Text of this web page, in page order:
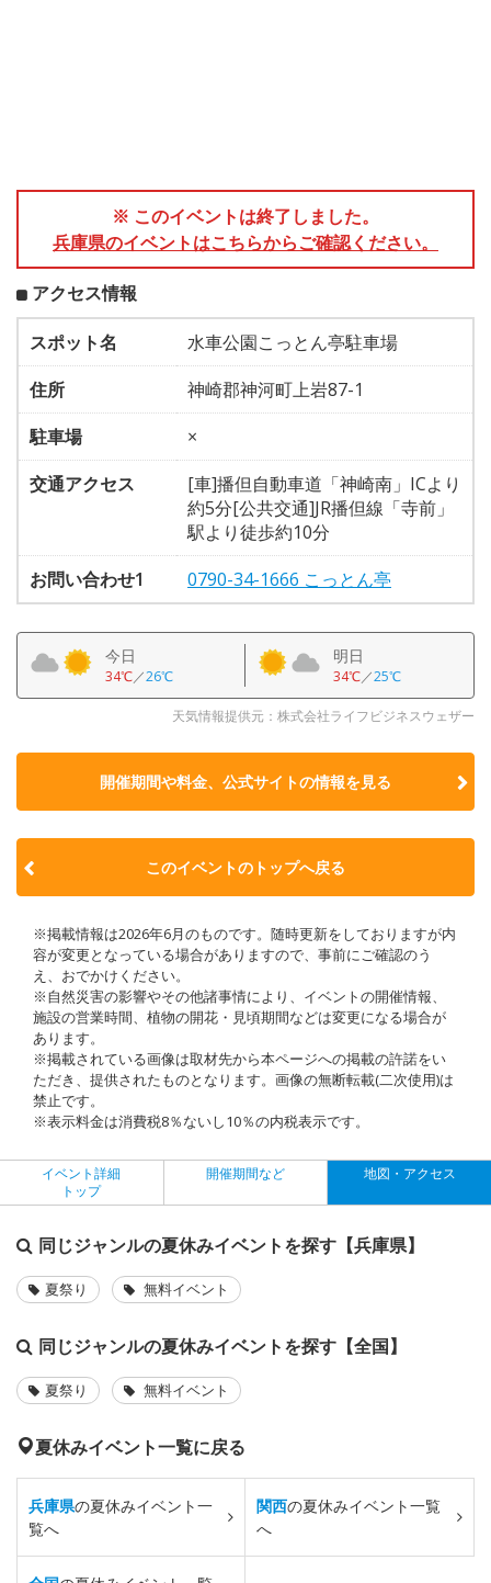
※ このイベントは終了しました。
兵庫県のイベントはこちらからご確認ください。
アクセス情報
スポット名
水車公園こっとん亭駐車場
住所
神崎郡神河町上岩87-1
駐車場
×
交通アクセス
[車]播但自動車道「神崎南」ICより
約5分[公共交通]JR播但線「寺前」
駅より徒歩約10分
お問い合わせ1
0790-34-1666 こっとん亭
今日
34℃／26℃
明日
34℃／25℃
天気情報提供元：株式会社ライフビジネスウェザー
開催期間や料金、公式サイトの情報を見る
このイベントのトップへ戻る
※掲載情報は2026年6月のものです。随時更新をしておりますが内
容が変更となっている場合がありますので、事前にご確認のう
え、おでかけください。
※自然災害の影響やその他諸事情により、イベントの開催情報、
施設の営業時間、植物の開花・見頃期間などは変更になる場合が
あります。
※掲載されている画像は取材先から本ページへの掲載の許諾をい
ただき、提供されたものとなります。画像の無断転載(二次使用)は
禁止です。
※表示料金は消費税8％ないし10％の内税表示です。
イベント詳細
トップ
開催期間など 地図・アクセス
同じジャンルの夏休みイベントを探す【兵庫県】
夏祭り 無料イベント
同じジャンルの夏休みイベントを探す【全国】
夏祭り 無料イベント
夏休みイベント一覧に戻る
兵庫県の夏休みイベント一
覧へ
関西の夏休みイベント一覧
へ